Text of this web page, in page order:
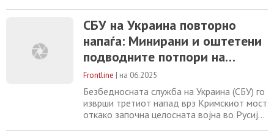
суспендиран цивилниот поморски
сообраќај околу Севастопол ЕУ и САД
разговараа за зајакнување на борбата
против криминалот, шверцот на дрога,
тероризмот и кибер заканите
СБУ на Украина повторно
напаѓа: Минирани и оштетени
подводните потпори на
Кримскиот мост
Frontline | на 06.2025
Безбедносната служба на Украина (СБУ) го
изврши третиот напад врз Кримскиот мост
откако започна целосната војна во Русија